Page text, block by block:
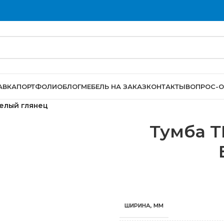
ПОРТФОЛИОБЛОГМЕБЕЛЬ НА ЗАКАЗКОНТАКТЫВОПРОС-
глянец
Тумба
ШИРИНА, ММ